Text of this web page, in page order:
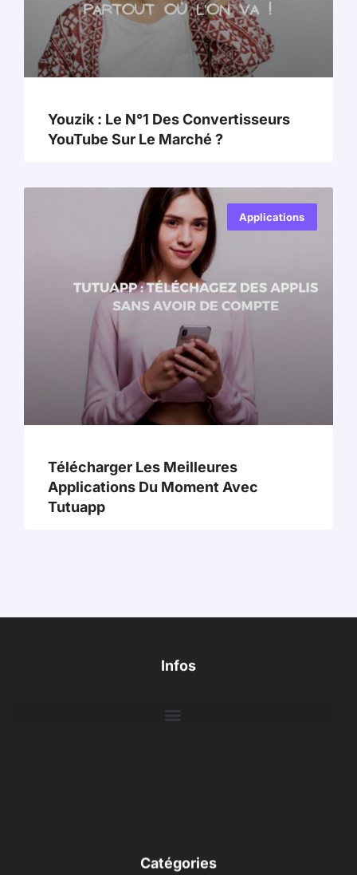
Youzik : Le N°1 Des Convertisseurs
YouTube Sur Le Marché ?
Applications
Télécharger Les Meilleures
Applications Du Moment Avec
Tutuapp
Infos
Catégories